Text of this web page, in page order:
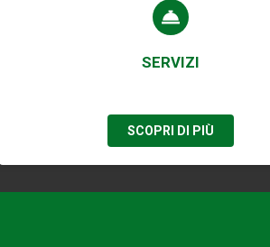
SERVIZI
SCOPRI DI PIÙ